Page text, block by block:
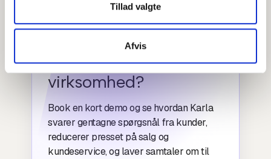
Tillad valgte
Afvis
Live demo, kun 20 minutter
Vil du se hvad Karla
kan gøre for din
virksomhed?
Book en kort demo og se hvordan Karla
svarer gentagne spørgsnål fra kunder,
reducerer presset på salg og
kundeservice, og laver samtaler om til